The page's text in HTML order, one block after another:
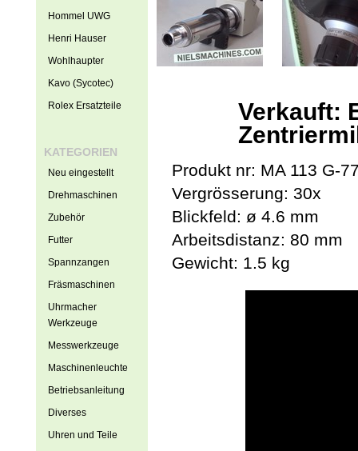
Verkauft:
Produkt nr: MA 113 G-
Vergrösserung: 30x
Blickfeld: ø 4.6 mm
Arbeitsdistanz: 80 mm
Gewicht: 1.5 kg
Hommel UWG
Henri Hauser
Wohlhaupter
Kavo (Sycotec)
Rolex Ersatzteile
KATEGORIEN
Neu eingestellt
Drehmaschinen
Zubehör
Futter
Spannzangen
Fräsmaschinen
Uhrmacher
Werkzeuge
Messwerkzeuge
Maschinenleuchte
Betriebsanleitung
Diverses
Uhren und Teile